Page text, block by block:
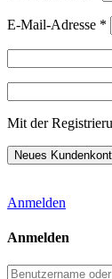
E-Mail-Adresse *
Mit der
Anmelden
Anmelden
Benutzername